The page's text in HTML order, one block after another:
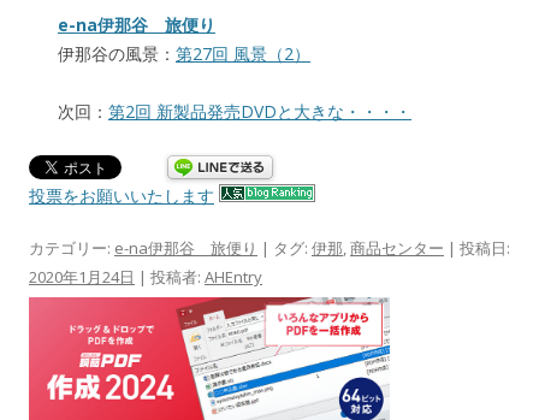
e-na伊那谷 旅便り
伊那谷の風景： 第27回 風景（2）
次回： 第2回 新製品発売DVDと大きな・・・・
投票をお願いいたします
カテゴリー: e-na伊那谷 旅便り | タグ: 伊那,商品センター | 投稿日:
2020年1月24日 | 投稿者: AHEntry